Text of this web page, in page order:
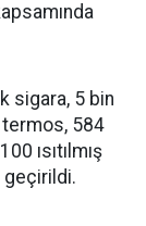
sigara, 5 bin
termos, 584
ısıtılmış